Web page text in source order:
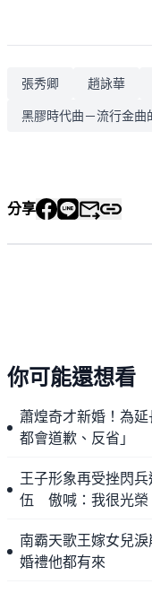
張秀卿 趙詠華
黑膠時代曲－流行金曲
分享
你可能還想看
蕭煌奇才新婚！為
都會道歉、反省」
王子形象再受挫閃
伍 傲喊：我很光榮
南霸天歌王嫁女兒
婚禮他都有來